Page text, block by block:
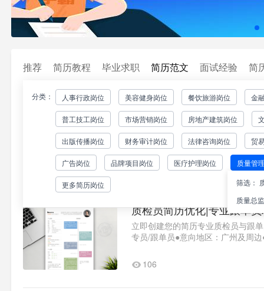
推荐 简历教程 毕业求职 简历范文
分类： 人事行政岗位 美容健身岗位 餐饮旅游岗位 金
普工技工岗位 市场营销岗位 房地产建筑岗位
出版传播岗位 财务审计岗位 法律咨询岗位 贸
广告岗位 品牌项目岗位 医疗护理岗位
质量管
筛选：
质量总监
更多简历岗位
面试经验 简
中药质检员求职简历模板(4
立即创建您的简历中药质检员求职
位类型：全职质检员●意向城市：
中医药大学中药质量检测专..1
144
质检员简历优化|专业跟单
立即创建您的简历专业质检员与跟
专员/跟单员●意向地区：广州及周
106